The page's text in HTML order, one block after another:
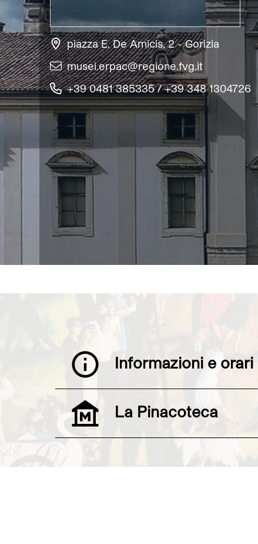
piazza E. De Amicis, 2 - Gorizia
musei.erpac@regione.fvg.it
+39 0481 385335 / +39 348 1304726
Informazioni e orari
La Pinacoteca